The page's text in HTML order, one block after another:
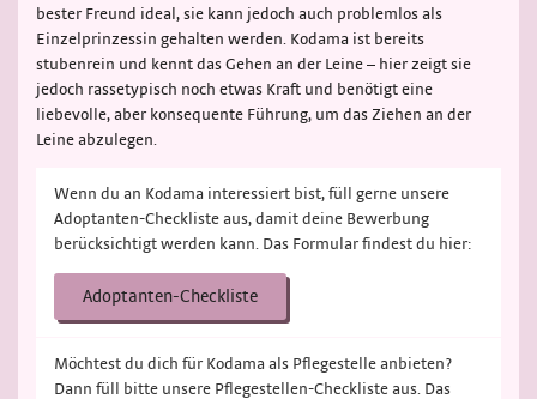
bester Freund ideal, sie kann jedoch auch problemlos als
Einzelprinzessin gehalten werden. Kodama ist bereits
stubenrein und kennt das Gehen an der Leine – hier zeigt sie
jedoch rassetypisch noch etwas Kraft und benötigt eine
liebevolle, aber konsequente Führung, um das Ziehen an der
Leine abzulegen.
Wenn du an Kodama interessiert bist, füll gerne unsere
Adoptanten-Checkliste aus, damit deine Bewerbung
berücksichtigt werden kann. Das Formular findest du hier:
Adoptanten-Checkliste
Möchtest du dich für Kodama als Pflegestelle anbieten?
Dann füll bitte unsere Pflegestellen-Checkliste aus. Das